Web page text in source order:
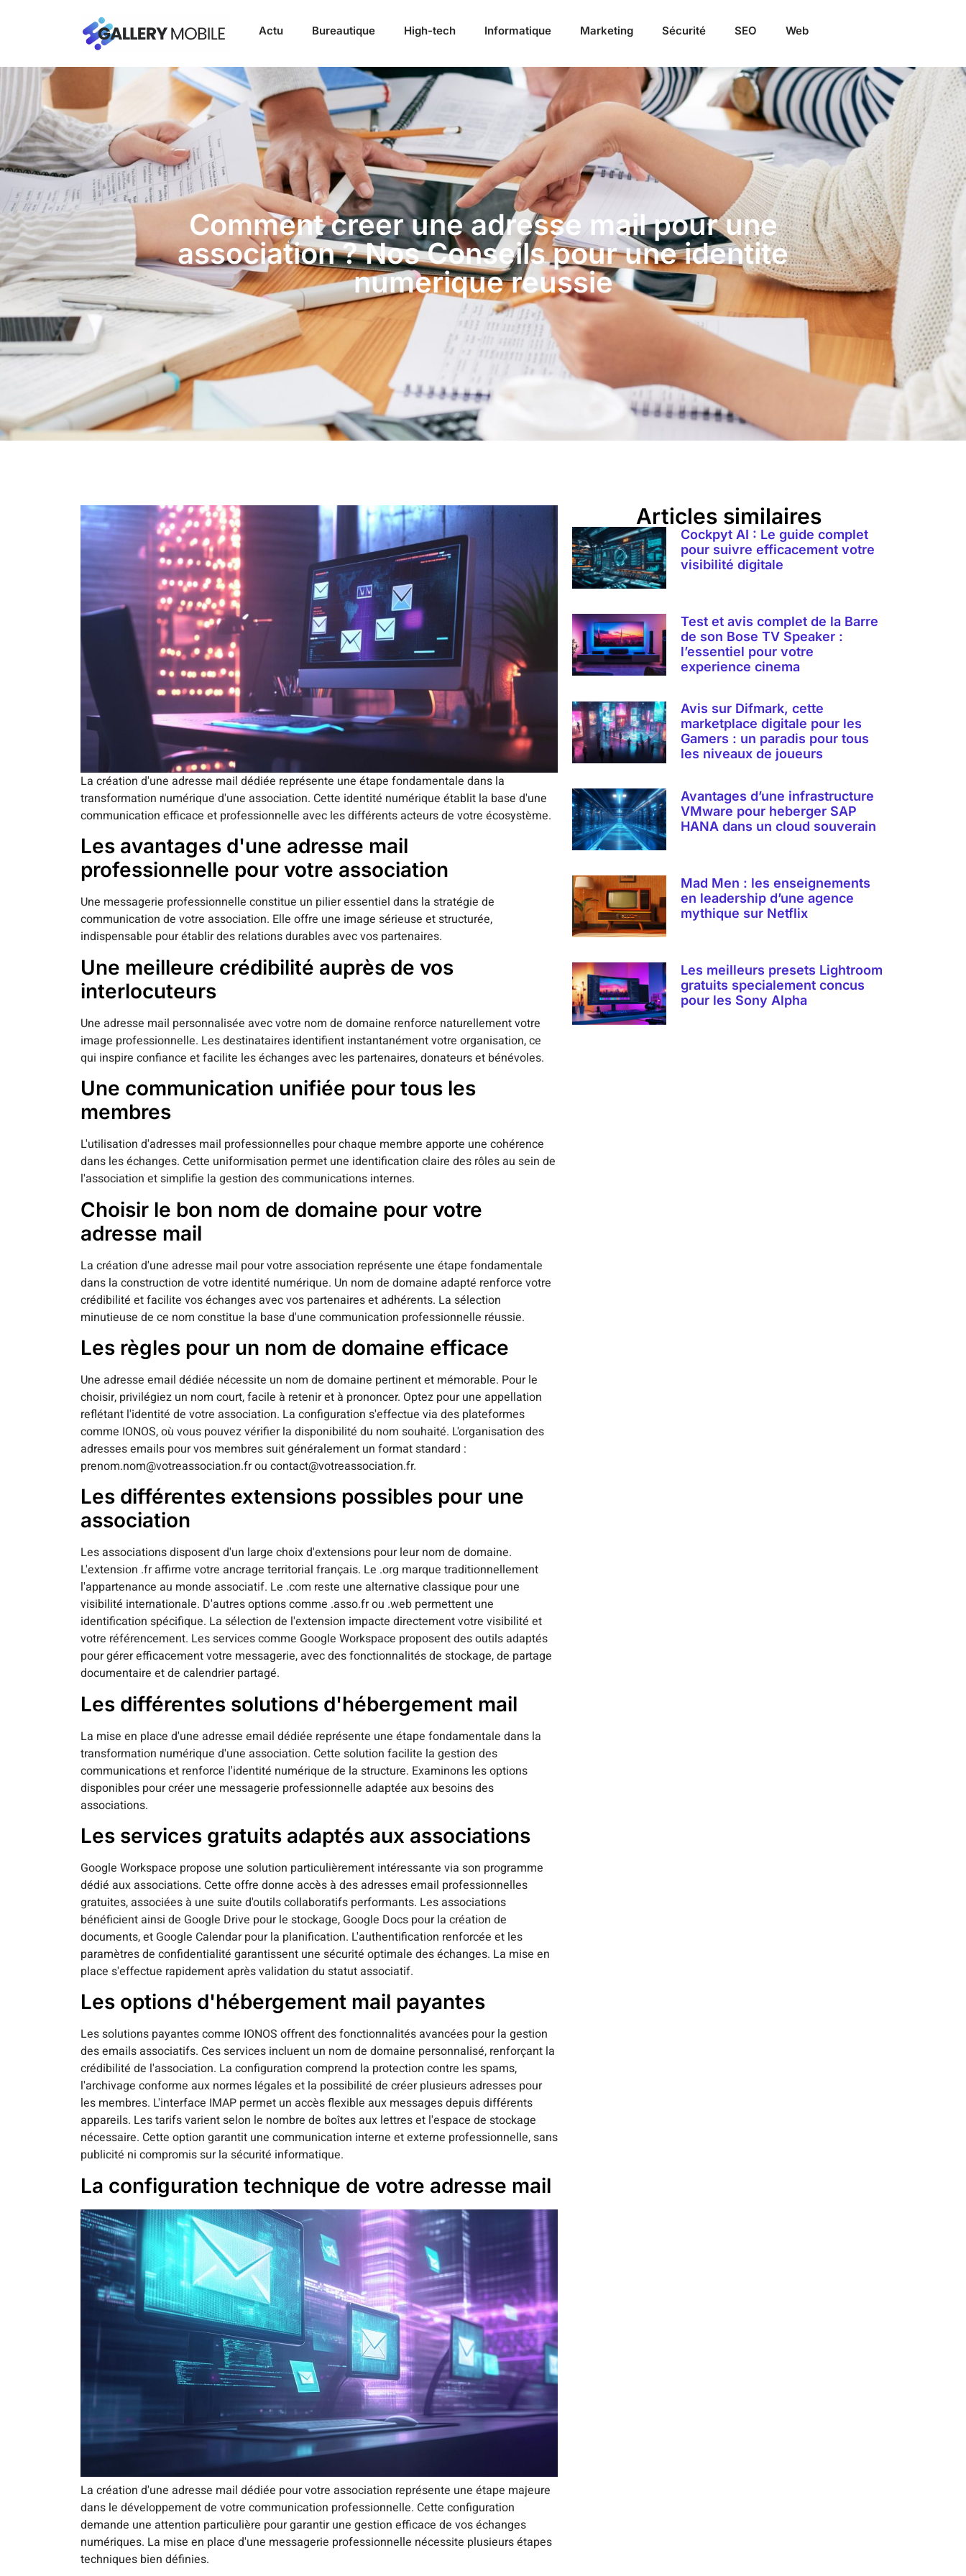
Actu Bureautique High-tech Informatique Marketing Sécurité SEO Web
Comment creer une adresse mail pour une
association ? Nos Conseils pour une identite
numerique reussie
Articles similaires
Cockpyt AI : Le guide complet
pour suivre efficacement votre
visibilité digitale
Test et avis complet de la Barre
de son Bose TV Speaker :
l’essentiel pour votre
experience cinema
Avis sur Difmark, cette
marketplace digitale pour les
Gamers : un paradis pour tous
les niveaux de joueurs
Avantages d’une infrastructure
VMware pour heberger SAP
HANA dans un cloud souverain
Mad Men : les enseignements
en leadership d’une agence
mythique sur Netflix
Les meilleurs presets Lightroom
gratuits specialement concus
pour les Sony Alpha
La création d'une adresse mail dédiée représente une étape fondamentale dans la
transformation numérique d'une association. Cette identité numérique établit la base d'une
communication efficace et professionnelle avec les différents acteurs de votre écosystème.
Les avantages d'une adresse mail
professionnelle pour votre association
Une messagerie professionnelle constitue un pilier essentiel dans la stratégie de
communication de votre association. Elle offre une image sérieuse et structurée,
indispensable pour établir des relations durables avec vos partenaires.
Une meilleure crédibilité auprès de vos
interlocuteurs
Une adresse mail personnalisée avec votre nom de domaine renforce naturellement votre
image professionnelle. Les destinataires identifient instantanément votre organisation, ce
qui inspire confiance et facilite les échanges avec les partenaires, donateurs et bénévoles.
Une communication unifiée pour tous les
membres
L'utilisation d'adresses mail professionnelles pour chaque membre apporte une cohérence
dans les échanges. Cette uniformisation permet une identification claire des rôles au sein de
l'association et simplifie la gestion des communications internes.
Choisir le bon nom de domaine pour votre
adresse mail
La création d'une adresse mail pour votre association représente une étape fondamentale
dans la construction de votre identité numérique. Un nom de domaine adapté renforce votre
crédibilité et facilite vos échanges avec vos partenaires et adhérents. La sélection
minutieuse de ce nom constitue la base d'une communication professionnelle réussie.
Les règles pour un nom de domaine efficace
Une adresse email dédiée nécessite un nom de domaine pertinent et mémorable. Pour le
choisir, privilégiez un nom court, facile à retenir et à prononcer. Optez pour une appellation
reflétant l'identité de votre association. La configuration s'effectue via des plateformes
comme IONOS, où vous pouvez vérifier la disponibilité du nom souhaité. L'organisation des
adresses emails pour vos membres suit généralement un format standard :
prenom.nom@votreassociation.fr ou contact@votreassociation.fr.
Les différentes extensions possibles pour une
association
Les associations disposent d'un large choix d'extensions pour leur nom de domaine.
L'extension .fr affirme votre ancrage territorial français. Le .org marque traditionnellement
l'appartenance au monde associatif. Le .com reste une alternative classique pour une
visibilité internationale. D'autres options comme .asso.fr ou .web permettent une
identification spécifique. La sélection de l'extension impacte directement votre visibilité et
votre référencement. Les services comme Google Workspace proposent des outils adaptés
pour gérer efficacement votre messagerie, avec des fonctionnalités de stockage, de partage
documentaire et de calendrier partagé.
Les différentes solutions d'hébergement mail
La mise en place d'une adresse email dédiée représente une étape fondamentale dans la
transformation numérique d'une association. Cette solution facilite la gestion des
communications et renforce l'identité numérique de la structure. Examinons les options
disponibles pour créer une messagerie professionnelle adaptée aux besoins des
associations.
Les services gratuits adaptés aux associations
Google Workspace propose une solution particulièrement intéressante via son programme
dédié aux associations. Cette offre donne accès à des adresses email professionnelles
gratuites, associées à une suite d'outils collaboratifs performants. Les associations
bénéficient ainsi de Google Drive pour le stockage, Google Docs pour la création de
documents, et Google Calendar pour la planification. L'authentification renforcée et les
paramètres de confidentialité garantissent une sécurité optimale des échanges. La mise en
place s'effectue rapidement après validation du statut associatif.
Les options d'hébergement mail payantes
Les solutions payantes comme IONOS offrent des fonctionnalités avancées pour la gestion
des emails associatifs. Ces services incluent un nom de domaine personnalisé, renforçant la
crédibilité de l'association. La configuration comprend la protection contre les spams,
l'archivage conforme aux normes légales et la possibilité de créer plusieurs adresses pour
les membres. L'interface IMAP permet un accès flexible aux messages depuis différents
appareils. Les tarifs varient selon le nombre de boîtes aux lettres et l'espace de stockage
nécessaire. Cette option garantit une communication interne et externe professionnelle, sans
publicité ni compromis sur la sécurité informatique.
La configuration technique de votre adresse mail
La création d'une adresse mail dédiée pour votre association représente une étape majeure
dans le développement de votre communication professionnelle. Cette configuration
demande une attention particulière pour garantir une gestion efficace de vos échanges
numériques. La mise en place d'une messagerie professionnelle nécessite plusieurs étapes
techniques bien définies.